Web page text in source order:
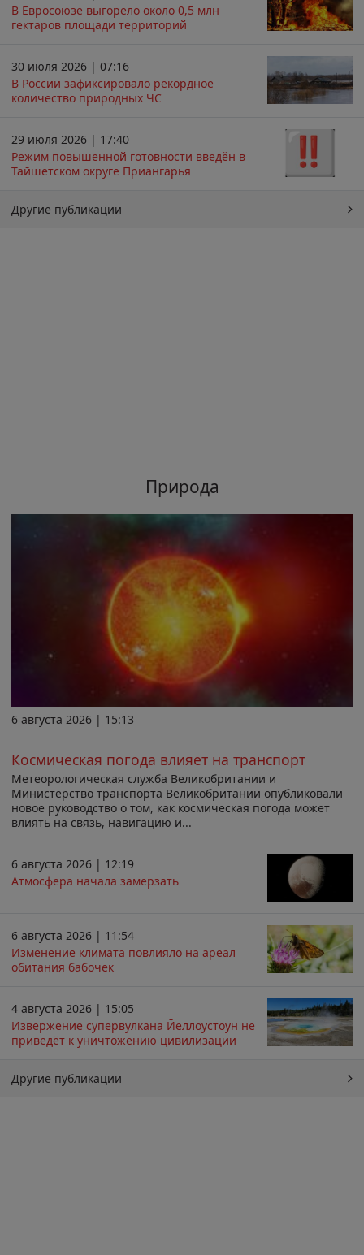
В Евросоюзе выгорело около 0,5 млн
гектаров площади территорий
30 июля 2026 | 07:16
В России зафиксировало рекордное
количество природных ЧС
29 июля 2026 | 17:40
Режим повышенной готовности введён в
Тайшетском округе Приангарья
Другие публикации
Природа
6 августа 2026 | 15:13
Космическая погода влияет на транспорт
Метеорологическая служба Великобритании и
Министерство транспорта Великобритании опубликовали
новое руководство о том, как космическая погода может
влиять на связь, навигацию и...
6 августа 2026 | 12:19
Атмосфера начала замерзать
6 августа 2026 | 11:54
Изменение климата повлияло на ареал
обитания бабочек
4 августа 2026 | 15:05
Извержение супервулкана Йеллоустоун не
приведёт к уничтожению цивилизации
Другие публикации